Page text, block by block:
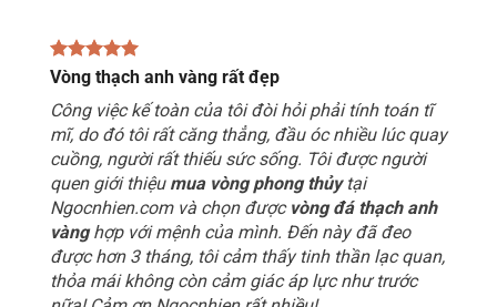
Vòng thạch anh vàng rất đẹp
Công việc kế toàn của tôi đòi hỏi phải tính toán tĩ
mĩ, do đó tôi rất căng thẳng, đầu óc nhiều lúc quay
cuồng, người rất thiếu sức sống. Tôi được người
quen giới thiệu mua vòng phong thủytại
Ngocnhien.com và chọn được vòng đá thạch anh
vànghợp với mệnh của mình. Đến này đã đeo
được hơn 3 tháng, tôi cảm thấy tinh thần lạc quan,
thỏa mái không còn cảm giác áp lực như trước